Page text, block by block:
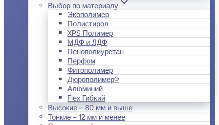
Выбор по материалу
Экополимер
Полистирол
XPS Полимер
МДФ и ЛДФ
Пенополиуретан
Перфом
Фитополимер
Дюрополимер®
Алюминий
Flex Гибкий
Высокие – 80 мм и выше
Тонкие – 12 мм и менее